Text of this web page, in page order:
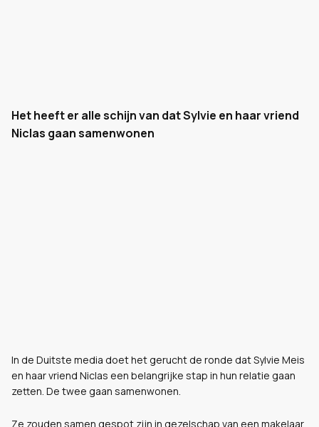
Het heeft er alle schijn van dat Sylvie en haar vriend
Niclas gaan samenwonen
In de Duitste media doet het gerucht de ronde dat Sylvie Meis
en haar vriend Niclas een belangrijke stap in hun relatie gaan
zetten. De twee gaan samenwonen.
Ze zouden samen gespot zijn in gezelschap van een makelaar